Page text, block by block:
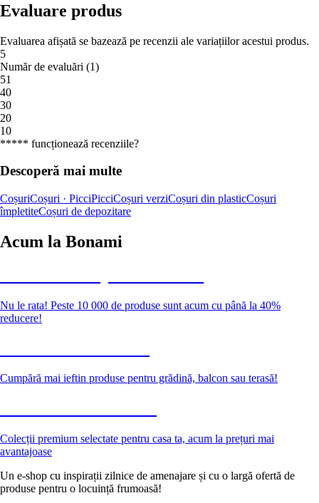
Evaluare produs
Evaluarea afișată se bazează pe recenzii ale variațiilor acestui produs.
5
Număr de evaluări (1)
51
40
30
20
10
***** funcționează recenziile?
Descoperă mai multe
CoșuriCoșuri · PicciPicciCoșuri verziCoșuri din plasticCoșuri
împletiteCoșuri de depozitare
Acum la Bonami
Nu le rata! Peste 10 000 de produse sunt acum cu până la 40%
reducere!
Cumpără mai ieftin produse pentru grădină, balcon sau terasă!
Colecții premium selectate pentru casa ta, acum la prețuri mai
avantajoase
Un e-shop cu inspirații zilnice de amenajare și cu o largă ofertă de
produse pentru o locuință frumoasă!